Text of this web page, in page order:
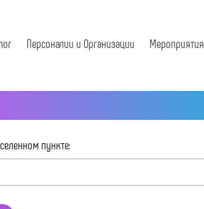
Персоналии и Организации Мероприятия
пункте: